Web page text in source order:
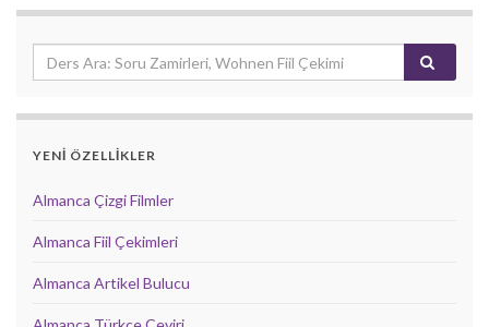
YENİ ÖZELLİKLER
Almanca Çizgi Filmler
Almanca Fiil Çekimleri
Almanca Artikel Bulucu